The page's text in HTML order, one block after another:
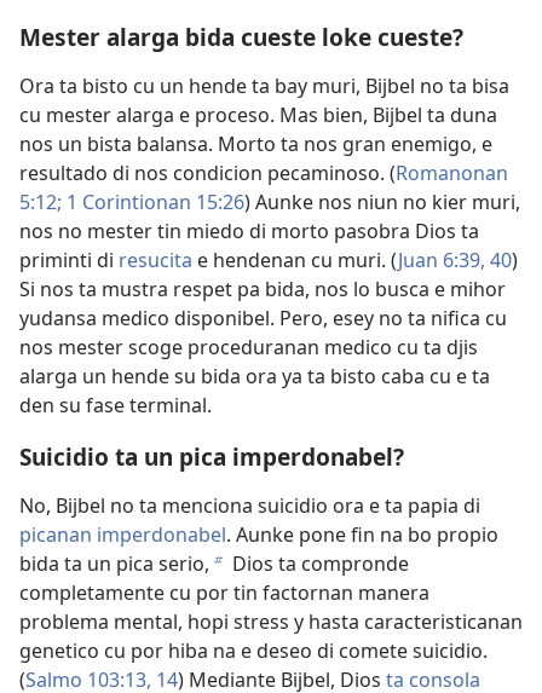
Mester alarga bida cueste loke cueste?
Ora ta bisto cu un hende ta bay muri, Bijbel no ta bisa
cu mester alarga e proceso. Mas bien, Bijbel ta duna
nos un bista balansa. Morto ta nos gran enemigo, e
resultado di nos condicion pecaminoso. (Romanonan
5:12; 1 Corintionan 15:26) Aunke nos niun no kier muri,
nos no mester tin miedo di morto pasobra Dios ta
priminti di resucita e hendenan cu muri. (Juan 6:39, 40)
Si nos ta mustra respet pa bida, nos lo busca e mihor
yudansa medico disponibel. Pero, esey no ta nifica cu
nos mester scoge proceduranan medico cu ta djis
alarga un hende su bida ora ya ta bisto caba cu e ta
den su fase terminal.
Suicidio ta un pica imperdonabel?
No, Bijbel no ta menciona suicidio ora e ta papia di
picanan imperdonabel. Aunke pone fin na bo propio
bida ta un pica serio, b Dios ta compronde
completamente cu por tin factornan manera
problema mental, hopi stress y hasta caracteristicanan
genetico cu por hiba na e deseo di comete suicidio.
(Salmo 103:13, 14) Mediante Bijbel, Dios ta consola